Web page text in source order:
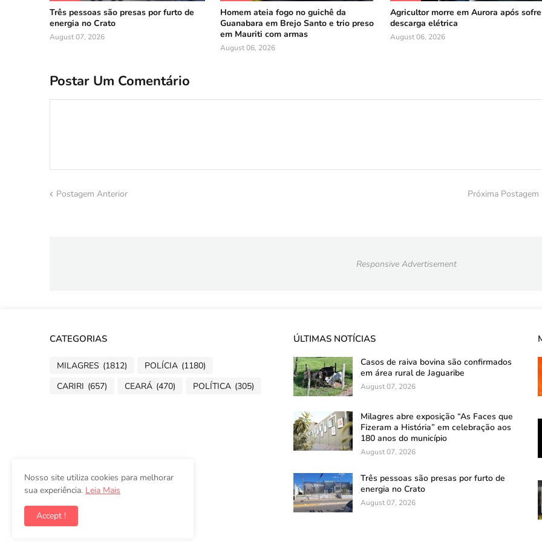
Três pessoas são presas por furto de
energia no Crato
August 07, 2026
Homem ateia fogo no guichê da
Guanabara em Brejo Santo e trio preso
em Mauriti com armas
August 06, 2026
Agricultor morre em Aurora após
descarga elétrica
August 06, 2026
Postar Um Comentário
Postagem Anterior Próxima Postagem
Responsive Advertisement
CATEGORIAS
MILAGRES (1812) POLÍCIA (1180)
CARIRI (657) CEARÁ (470) POLÍTICA (305)
ÚLTIMAS NOTÍCIAS
Casos de raiva bovina são confirmados
em área rural de Jaguaribe
August 07, 2026
Milagres abre exposição “As Faces que
Fizeram a História” em celebração aos
180 anos do município
August 07, 2026
Três pessoas são presas por furto de
energia no Crato
August 07, 2026
Nosso site utiliza cookies para melhorar
sua experiência. Leia Mais
Accept !